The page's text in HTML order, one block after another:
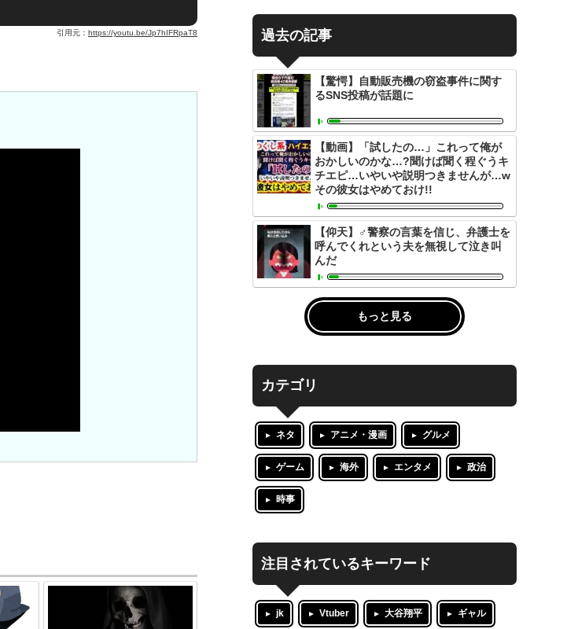
引用元： https://youtu.be/Jp7hIFRpaT8 過去の記事
【驚愕】自動販売機の窃盗事件に関す
るSNS投稿が話題に
【動画】「試したの…」これって俺が
おかしいのかな…?聞けば聞く程ぐうキ
チエピ…いやいや説明つきませんが…w
その彼女はやめておけ!!
【仰天】‍♂️警察の言葉を信じ、弁護士を
呼んでくれという夫を無視して泣き叫
んだ
もっと見る
カテゴリ
ネタ アニメ・漫画 グルメ
ゲーム 海外 エンタメ 政治
時事
注目されているキーワード
jk Vtuber 大谷翔平 ギャル